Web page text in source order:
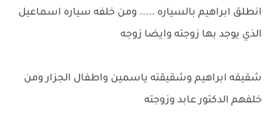
انطلق ابراهيم بالسياره ..... ومن خلفه سياره اسماعيل
الذي يوجد بها زوجته وايضا زوجه
شقيقه ابراهيم وشقيقته ياسمين واطفال الجزار ومن
خلفهم الدكتور عابد وزوجته